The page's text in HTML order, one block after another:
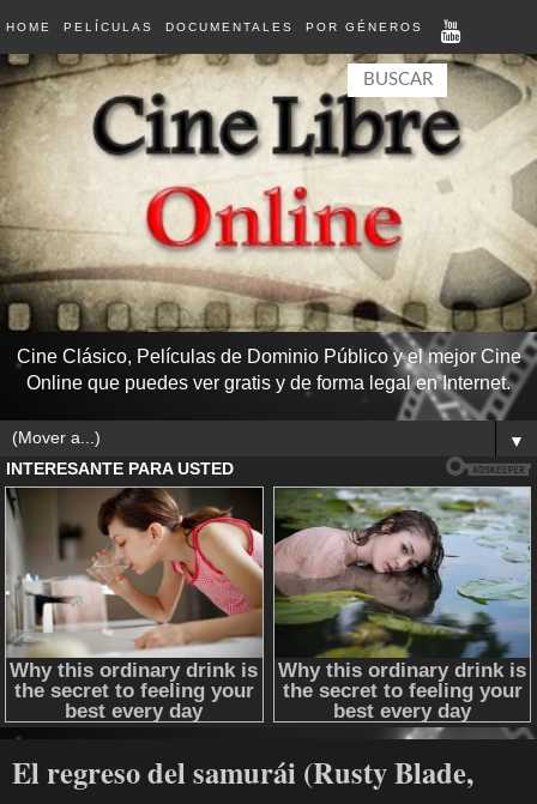
HOME PELÍCULAS DOCUMENTALES POR GÉNEROS
Cine Clásico, Películas de Dominio Público y el mejor Cine
Online que puedes ver gratis y de forma legal en Internet.
▼
El regreso del samurái (Rusty Blade,